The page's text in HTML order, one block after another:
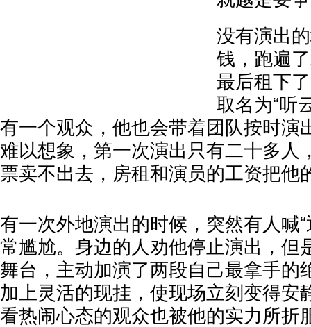
没有演出
钱，跑遍
最后租下
取名为“听
有一个观众，他也会带着团队按时演
难以想象，第一次演出只有二十多人
票卖不出去，房租和演员的工资把他
有一次外地演出的时候，突然有人喊
常尴尬。身边的人劝他停止演出，但
舞台，主动加演了两段自己最拿手的
加上灵活的现挂，使现场立刻变得安
看热闹心态的观众也被他的实力所折